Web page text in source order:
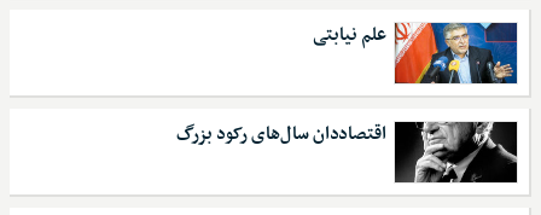
علم نیابتی
اقتصاددان سال‌های رکود بزرگ